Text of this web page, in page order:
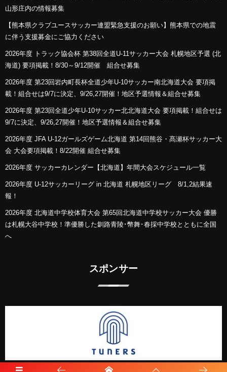
山形庄内の情報募集
【熊本県クラブユースサッカー連盟緊急支援のお願い】熊本県での地震
に伴う支援募金にご協力ください
2026年度 トラック協会杯 第38回全道U-11サッカー大会 札幌地区予選 (北
海道) 要項掲載！8/30～9/12開催 組合せ募集
2026年度 第23回岩内町長杯全道少年U-10サッカー南北海道大会 要項掲
載！組合せは9/7に決定、9/26,27開催！地区予選情報＆組合せ募集
2026年度 第23回全道少年U-10サッカー北北海道大会 要項掲載！組合せは
9/7に決定、9/26,27開催！地区予選情報＆組合せ募集
2026年度 JFA U-12ガールズゲーム北海道 第14回熊谷・髙瀬杯サッカー大
会 大会要項掲載！8/22開催 組合せ募集
2026年度 サッカーカレンダー【北海道】年間大会スケジュール一覧
2026年度 U-12サッカーリーグ in 北海道 札幌地区リーグ 8/1,2結果速
報！
2026年度 北海道中学校体育大会 第65回北海道中学校サッカー大会 優勝
は札幌大谷中学校！準優勝した釧路青陵･幣舞･春採中学校とともに全国
へ
スポンサー